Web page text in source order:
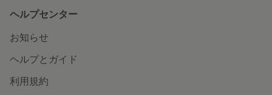
ヘルプセンター
お知らせ
ヘルプとガイド
利用規約